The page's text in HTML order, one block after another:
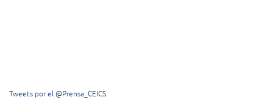
Tweets por el @Prensa_CEICS.